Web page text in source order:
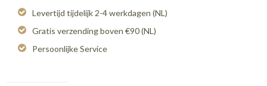
Levertijd tijdelijk 2-4 werkdagen (NL)
Gratis verzending boven €90 (NL)
Persoonlijke Service